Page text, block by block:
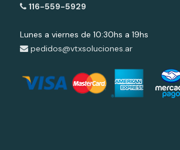
116-559-5929
Lunes a viernes de 10:30hs a 19hs
pedidos@vtxsoluciones.ar